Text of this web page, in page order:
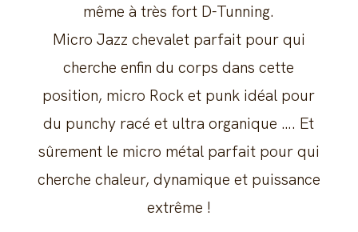
même à très fort D-Tunning.
Micro Jazz chevalet parfait pour qui
cherche enfin du corps dans cette
position, micro Rock et punk idéal pour
du punchy racé et ultra organique …. Et
sûrement le micro métal parfait pour qui
cherche chaleur, dynamique et puissance
extrême !